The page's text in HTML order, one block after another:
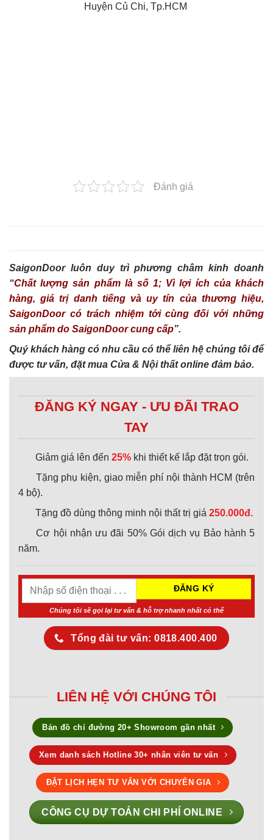
Huyện Củ Chi, Tp.HCM
Đánh giá
SaigonDoor luôn duy trì phương châm kinh doanh
“Chất lượng sản phẩm là số 1; Vì lợi ích của khách
hàng, giá trị danh tiếng và uy tín của thương hiệu,
SaigonDoor có trách nhiệm tới cùng đối với những
sản phẩm do SaigonDoor cung cấp”.
Quý khách hàng có nhu cầu có thể liên hệ chúng tôi để
được tư vấn, đặt mua Cửa & Nội thất online đảm bảo.
ĐĂNG KÝ NGAY - ƯU ĐÃI TRAO
TAY
Giảm giá lên đến 25% khi thiết kế lắp đặt trọn gói.
Tặng phụ kiện, giao miễn phí nội thành HCM (trên
4 bộ).
Tặng đồ dùng thông minh nội thất trị giá 250.000đ.
Cơ hội nhận ưu đãi 50% Gói dịch vụ Bảo hành 5
năm.
Chúng tôi sẽ gọi lại tư vấn & hỗ trợ nhanh nhất có thể
Tổng đài tư vấn: 0818.400.400
LIÊN HỆ VỚI CHÚNG TÔI
Bản đồ chỉ đường 20+ Showroom gần nhất
Xem danh sách Hotline 30+ nhân viên tư vấn
ĐẶT LỊCH HẸN TƯ VẤN VỚI CHUYÊN GIA
CÔNG CỤ DỰ TOÁN CHI PHÍ ONLINE